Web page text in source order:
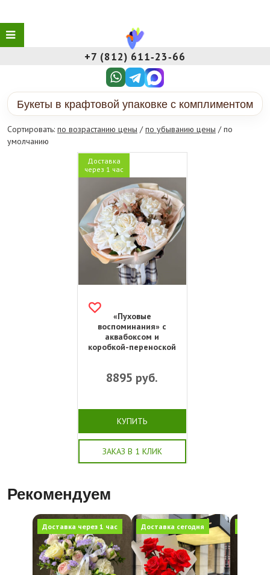
+7 (812) 611‑23‑66
Букеты в крафтовой упаковке с комплиментом
Сортировать: по возрастанию цены /по убыванию цены / по
умолчанию
Доставка
через 1 час
«Пуховые
воспоминания» с
аквабоксом и
коробкой-переноской
8895 руб.
КУПИТЬ
ЗАКАЗ В 1 КЛИК
Рекомендуем
Доставка через 1 час Доставка сегодня